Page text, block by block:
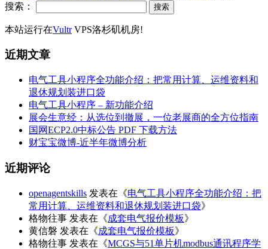
搜索：
本站运行在VultrVPS洛杉矶机房!
近期文章
电气工具小程序全功能介绍：把常用计算、运维资料和
退休规划装进口袋
电气工具小程序 – 新功能介绍
展会生意经：从选位到撤展，一位老展商的全方位指南
国网ECP2.0中标公告 PDF 下载方法
财宝宝微博-近半年微博分析
近期评论
openagentskills 发表在《电气工具小程序全功能介绍：把
常用计算、运维资料和退休规划装进口袋》
格物往事 发表在《成套电气报价模板》
黄信磐 发表在《成套电气报价模板》
格物往事 发表在《MCGS与51单片机modbus通讯程序学